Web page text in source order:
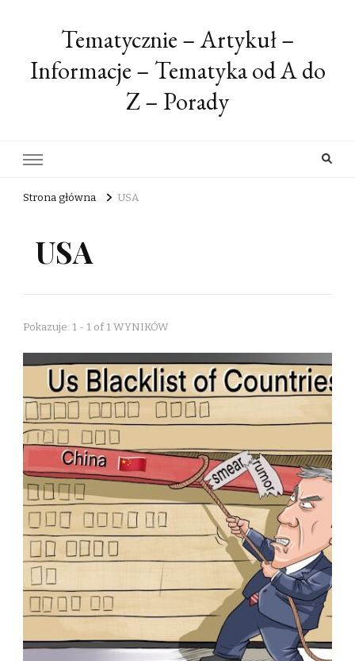
Tematycznie – Artykuł –
Informacje – Tematyka od A do
Z – Porady
Strona główna USA
USA
Pokazuje: 1 - 1 of 1 WYNIKÓW